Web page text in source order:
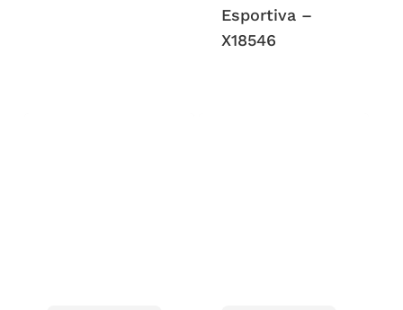
Esportiva –
X18546